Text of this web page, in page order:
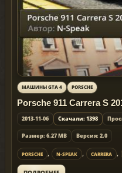
МАШИНЫ GTA 4 PORSCHE
Porsche 911 Carrera S
2013-11-06 Скачали: 1398
Размер: 6.27 MB Версия: 2.0
PORSCHE , N-SPEAK , CARRERA ,